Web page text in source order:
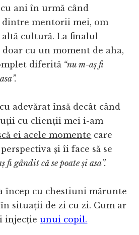
ani în urmă când
dintre mentorii mei, om
cultură. La finalul
cu un moment de aha,
diferită “nu m-aș fi
adevărat însă decât când
cu clienții mei i-am
ei acele momente care
și îi face să se
fi gândit că se poate și asa”.
încep cu chestiuni mărunte
situații de zi cu zi. Cum ar
injecțieunui copil.